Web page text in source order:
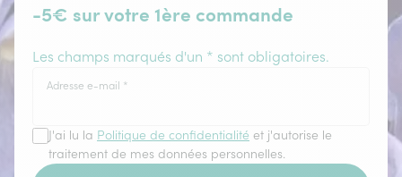
-5€ sur votre 1ère commande
Les champs marqués d'un * sont obligatoires.
Adresse e-mail *
J'ai lu la Politique de confidentialité et j'autorise le
traitement de mes données personnelles.